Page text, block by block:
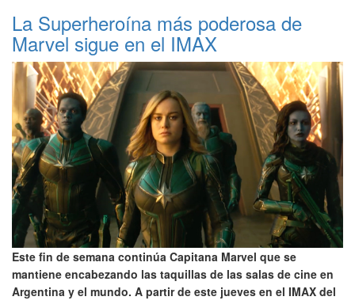
La Superheroína más poderosa de
Marvel sigue en el IMAX
Este fin de semana continúa Capitana Marvel que se
mantiene encabezando las taquillas de las salas de cine en
Argentina y el mundo. A partir de este jueves en el IMAX del